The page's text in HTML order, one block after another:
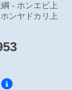
- ホンエビ上
ンヤドカリ上